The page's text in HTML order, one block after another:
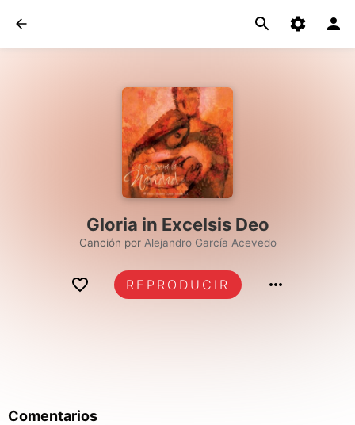
Gloria in Excelsis Deo
Canción por Alejandro García Acevedo
REPRODUCIR
Comentarios